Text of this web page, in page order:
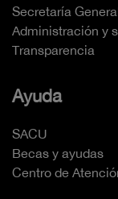
Secretaría
Administración y
Transparencia
Ayuda
SACU
Becas y ayudas
Centro de